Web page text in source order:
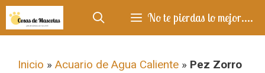
Saltar
al
No te pierdas lo mejor....
Inicio » Acuario de Agua Caliente » Pez Zorro